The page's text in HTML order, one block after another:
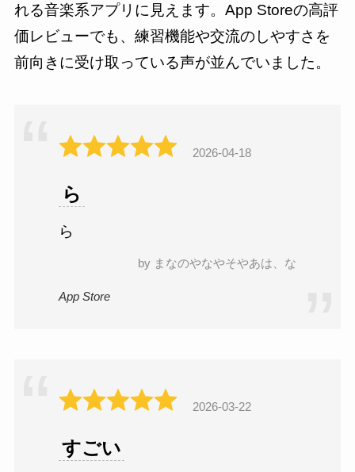
れる音楽系アプリに見えます。App Storeの高評
価レビューでも、練習機能や交流のしやすさを
前向きに受け取っている声が並んでいました。
2026-04-18
ら
ら
by まなのやなやそやあは、な
App Store
2026-03-22
すごい